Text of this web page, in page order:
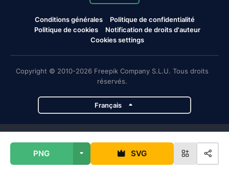
PNG SVG
Conditions générales
Politique de confidentialité
Politique de cookies
Notification de droits d'auteur
Cookies settings
Copyright © 2010-2026 Freepik Company S.L.U. Tous droits
réservés.
Français